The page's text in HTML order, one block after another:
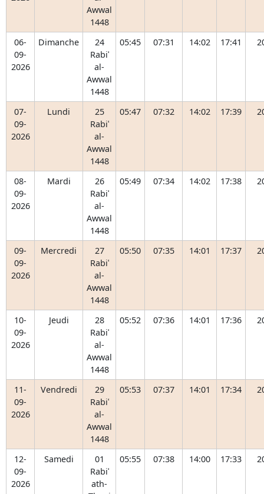
Awwal
1448
06-
09-
2026
Dimanche
24
Rabiʿ
al-
Awwal
1448
05:45 07:31 14:02 17:41
07-
09-
2026
Lundi
25
Rabiʿ
al-
Awwal
1448
05:47 07:32 14:02 17:39
08-
09-
2026
Mardi
26
Rabiʿ
al-
Awwal
1448
05:49 07:34 14:02 17:38
09-
09-
2026
Mercredi
27
Rabiʿ
al-
Awwal
1448
05:50 07:35 14:01 17:37
10-
09-
2026
Jeudi
28
Rabiʿ
al-
Awwal
1448
05:52 07:36 14:01 17:36
11-
09-
2026
Vendredi
29
Rabiʿ
al-
Awwal
1448
05:53 07:37 14:01 17:34
12-
09-
2026
Samedi
01
Rabiʿ
ath-
05:55 07:38 14:00 17:33